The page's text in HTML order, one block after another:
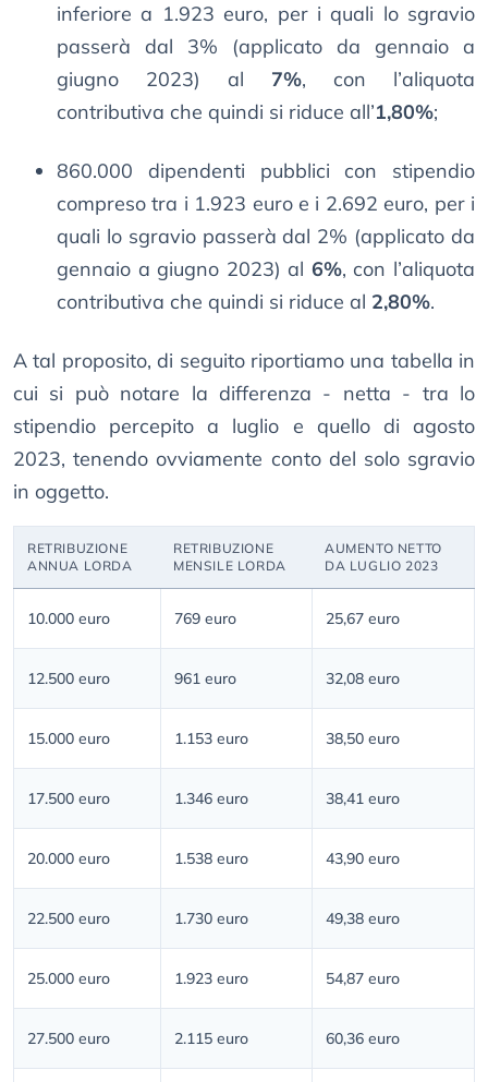
inferiore a 1.923 euro, per i quali lo sgravio
passerà dal 3% (applicato da gennaio a
giugno 2023) al 7%, con l’aliquota
contributiva che quindi si riduce all’1,80%;
860.000 dipendenti pubblici con stipendio
compreso tra i 1.923 euro e i 2.692 euro, per i
quali lo sgravio passerà dal 2% (applicato da
gennaio a giugno 2023) al 6%, con l’aliquota
contributiva che quindi si riduce al 2,80%.
A tal proposito, di seguito riportiamo una tabella in
cui si può notare la differenza - netta - tra lo
stipendio percepito a luglio e quello di agosto
2023, tenendo ovviamente conto del solo sgravio
in oggetto.
RETRIBUZIONE
ANNUA LORDA
RETRIBUZIONE
MENSILE LORDA
AUMENTO NETTO
DA LUGLIO 2023
10.000 euro 769 euro 25,67 euro
12.500 euro 961 euro 32,08 euro
15.000 euro 1.153 euro 38,50 euro
17.500 euro 1.346 euro 38,41 euro
20.000 euro 1.538 euro 43,90 euro
22.500 euro 1.730 euro 49,38 euro
25.000 euro 1.923 euro 54,87 euro
27.500 euro 2.115 euro 60,36 euro